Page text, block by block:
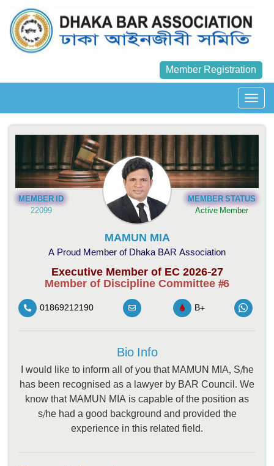
Member Registration
MEMBER ID
22099
MEMBER STATUS
Active Member
MAMUN MIA
A Proud Member of Dhaka BAR Association
Executive Member of EC 2026-27
Member of Discipline Committee #6
01869212190 B+
Bio Info
I would like to inform all of you that MAMUN MIA, S/he
has been recognised as a lawyer by BAR Council. We
know that MAMUN MIA is capable of the position as
s/he had a good background and provided the
experience in this related field.